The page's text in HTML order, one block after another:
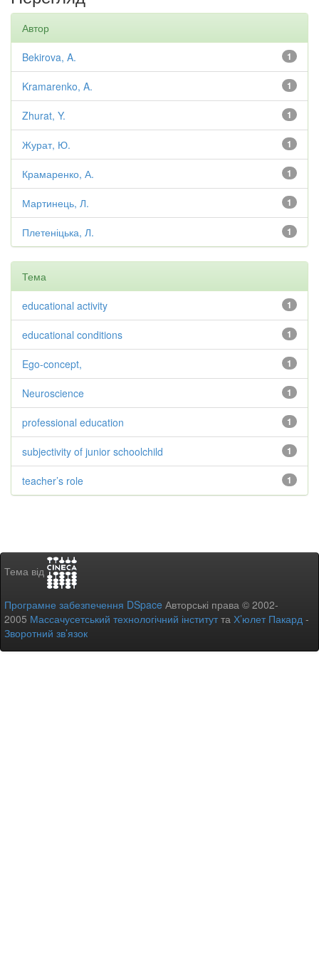
Автор
1
Bekirova, A.
1
Kramarenko, A.
1
Zhurat, Y.
1
Журат, Ю.
1
Крамаренко, А.
1
Мартинець, Л.
1
Плетеніцька, Л.
Тема
1
educational activity
1
educational conditions
1
Ego-concept,
1
Neuroscience
1
professional education
1
subjectivity of junior schoolchild
1
teacher’s role
Тема від
Програмне забезпечення DSpace Авторські права © 2002-
2005 Массачусетський технологічний інститутта Х’юлет Пакард -
Зворотний зв’язок